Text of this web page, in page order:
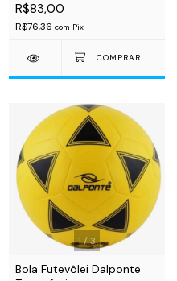
R$83,00
R$76,36 com Pix
1/3
Bola Futevôlei Dalponte